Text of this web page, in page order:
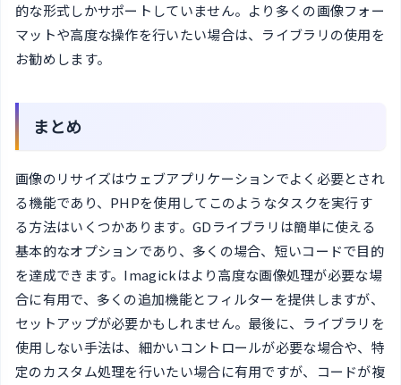
的な形式しかサポートしていません。より多くの画像フォー
マットや高度な操作を行いたい場合は、ライブラリの使用を
お勧めします。
まとめ
画像のリサイズはウェブアプリケーションでよく必要とされ
る機能であり、PHPを使用してこのようなタスクを実行す
る方法はいくつかあります。GDライブラリは簡単に使える
基本的なオプションであり、多くの場合、短いコードで目的
を達成できます。Imagickはより高度な画像処理が必要な場
合に有用で、多くの追加機能とフィルターを提供しますが、
セットアップが必要かもしれません。最後に、ライブラリを
使用しない手法は、細かいコントロールが必要な場合や、特
定のカスタム処理を行いたい場合に有用ですが、コードが複